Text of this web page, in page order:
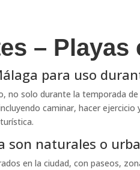
– Playas
para uso
solo durante la temporada
caminar, hacer
turística.
son naturales o
en la ciudad, con paseos,